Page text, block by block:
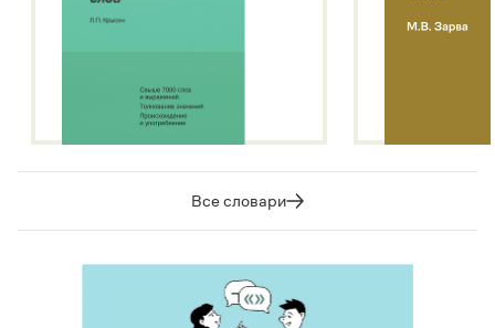
Все словари